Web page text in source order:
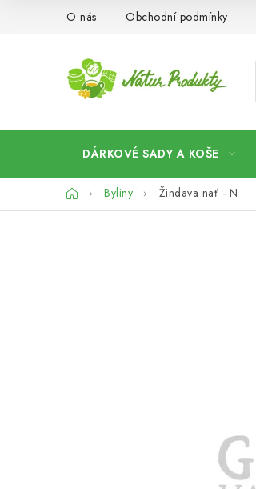
O nás Obchodní podmínky
DÁRKOVÉ SADY A KOŠE
DomůByliny Žindava nať - N